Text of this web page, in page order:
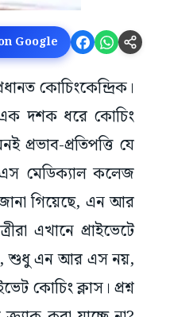
Google
কোচিংকেন্দ্রিক।
এক দশক ধরে কোচিং
প্রতিপত্তি যে
মেডিক্যাল কলেজ
গিয়েছে, এন আর
এখানে প্রাইভেটে
শুধু এন আর এস নয়,
কোচিং ক্লাস। প্রশ্ন